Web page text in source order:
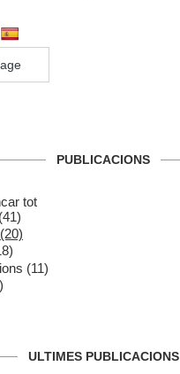
PUBLICACIONS
tot
(11)
ULTIMES PUBLICACIONS